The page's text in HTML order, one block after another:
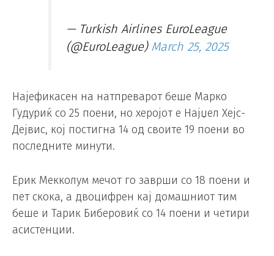
— Turkish Airlines EuroLeague
(@EuroLeague) March 25, 2025
Најефикасен на натпреварот беше Марко
Гудуриќ со 25 поени, но херојот е Најџел Хејс-
Дејвис, кој постигна 14 од своите 19 поени во
последните минути.
Ерик Мекколум мечот го заврши со 18 поени и
пет скока, а двоцифрен кај домашниот тим
беше и Тарик Биберовиќ со 14 поени и четири
асистенции.